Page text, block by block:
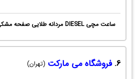
ساعت مچی DIESEL مردانه طلایی صفحه مشکی مدل U700
6. فروشگاه می مارکت (تهران)